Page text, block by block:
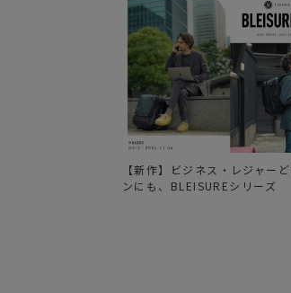
【新作】ビジネス・レジャー
ンにも、BLEISUREシリーズ